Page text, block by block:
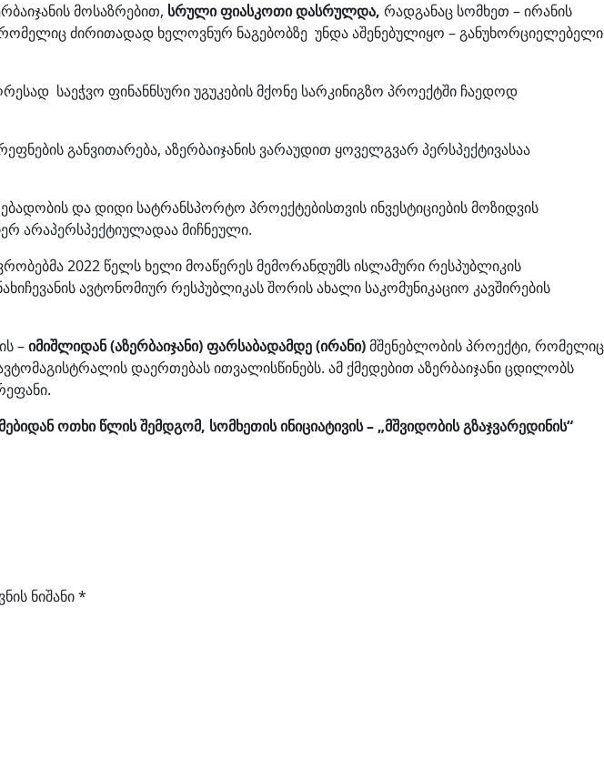
მოსაზრებით, სრული ფიასკოთი დასრულდა, რადგანაც სომხეთ – ირანის
ძირითადად ხელოვნურ ნაგებობზე უნდა აშენებულიყო – განუხორციელებელი
საეჭვო ფინანნსური უგუკების მქონე სარკინიგზო პროექტში ჩაედოდ
განვითარება, აზერბაიჯანის ვარაუდით ყოველგვარ პერსპექტივასაა
და დიდი სატრანსპორტო პროექტებისთვის ინვესტიციების მოზიდვის
არაპერსპექტიულადაა მიჩნეული.
2022 წელს ხელი მოაწერეს მემორანდუმს ისლამური რესპუბლიკის
ავტონომიურ რესპუბლიკას შორის ახალი საკომუნიკაციო კავშირების
–იმიშლიდან (აზერბაიჯანი) ფარსაბადამდე (ირანი)მშენებლობის პროექტი, რომელიც
დაერთებას ითვალისწინებს. ამ ქმედებით აზერბაიჯანი ცდილობს
ოთხი წლის შემდგომ, სომხეთის ინიციატივის – „მშვიდობის გზაჯვარედინის“
ნიშანი*